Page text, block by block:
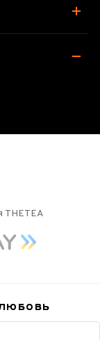
THETEA